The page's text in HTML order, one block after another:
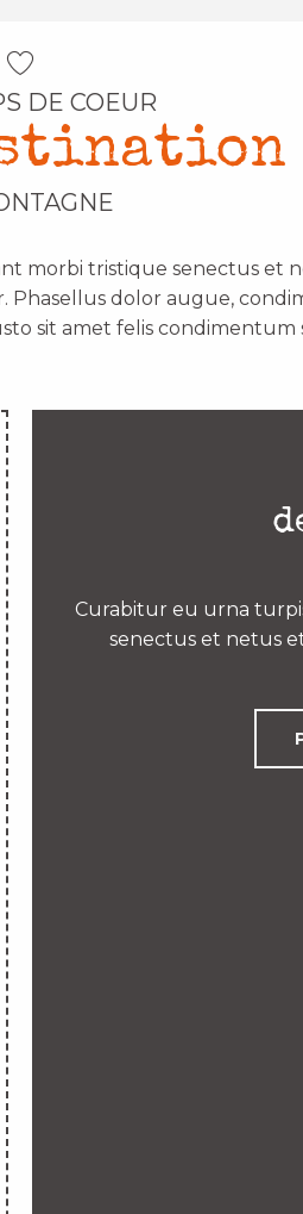
DE COEUR
morbi tristique senectus et
Phasellus dolor augue,
sit amet felis condimentum
Curabitur eu urna
senectus et netus